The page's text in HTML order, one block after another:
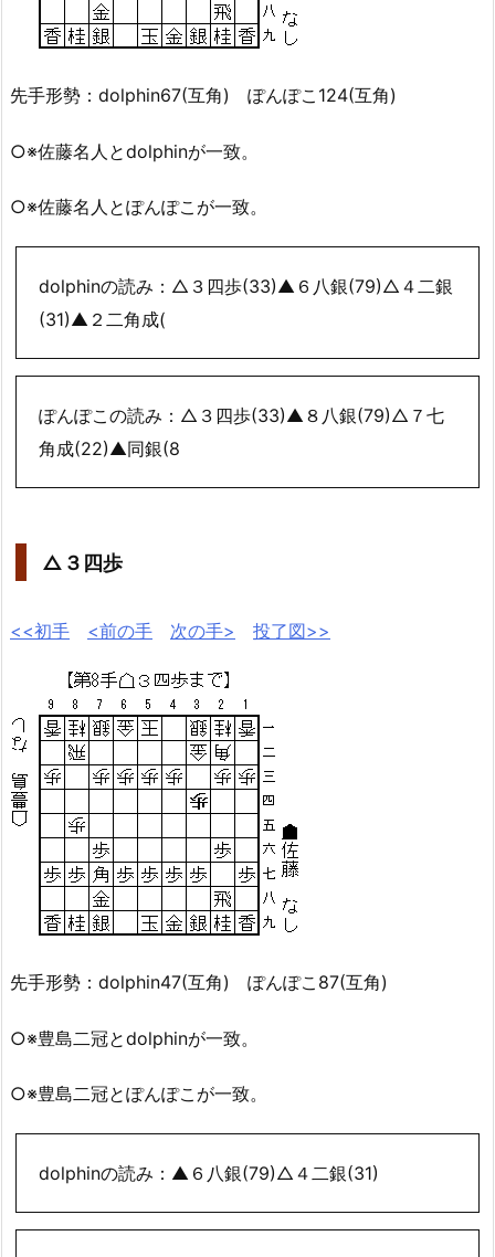
先手形勢：dolphin67(互角) ぽんぽこ124(互角)
○※佐藤名人とdolphinが一致。
○※佐藤名人とぽんぽこが一致。
dolphinの読み：△３四歩(33)▲６八銀(79)△４二銀
(31)▲２二角成(
ぽんぽこの読み：△３四歩(33)▲８八銀(79)△７七
角成(22)▲同銀(8
△３四歩
<<初手 <前の手 次の手> 投了図>>
先手形勢：dolphin47(互角) ぽんぽこ87(互角)
○※豊島二冠とdolphinが一致。
○※豊島二冠とぽんぽこが一致。
dolphinの読み：▲６八銀(79)△４二銀(31)